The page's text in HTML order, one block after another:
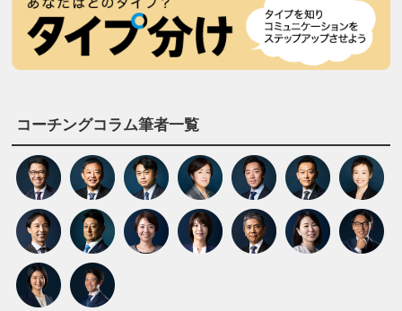
コーチングコラム筆者一覧